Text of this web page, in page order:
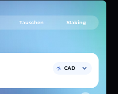
Tauschen Staking
CAD